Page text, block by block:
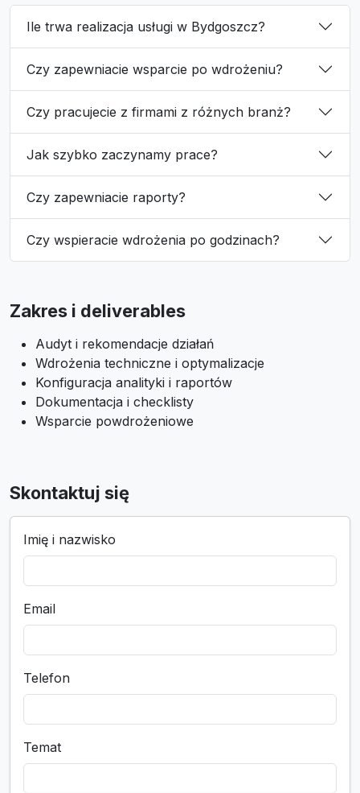
Ile trwa realizacja usługi w Bydgoszcz?
Czy zapewniacie wsparcie po wdrożeniu?
Czy pracujecie z firmami z różnych branż?
Jak szybko zaczynamy prace?
Czy zapewniacie raporty?
Czy wspieracie wdrożenia po godzinach?
Zakres i deliverables
Audyt i rekomendacje działań
Wdrożenia techniczne i optymalizacje
Konfiguracja analityki i raportów
Dokumentacja i checklisty
Wsparcie powdrożeniowe
Skontaktuj się
Imię i nazwisko
Email
Telefon
Temat